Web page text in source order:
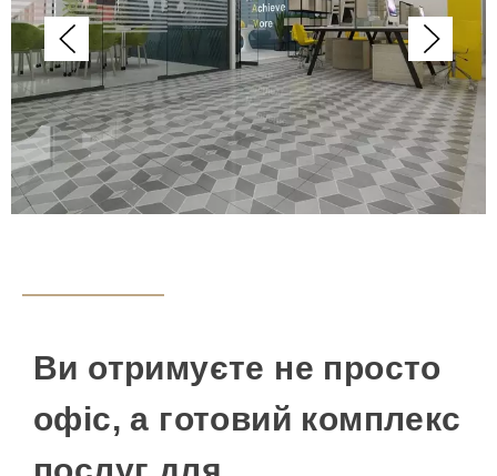
Ви отримуєте не просто
офіс, а готовий комплекс